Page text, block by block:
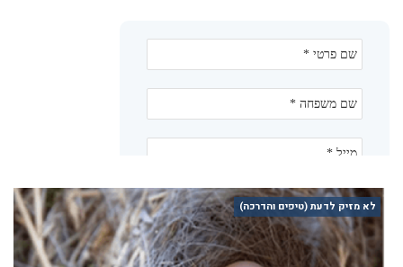
לא מזיק לדעת (טיפים והדרכה)